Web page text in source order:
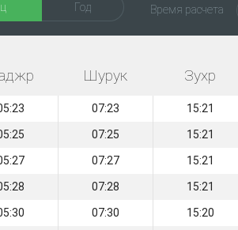
Год Время расчета
Шурук Зухр
07:23 15:21
07:25 15:21
07:27 15:21
07:28 15:21
07:30 15:20